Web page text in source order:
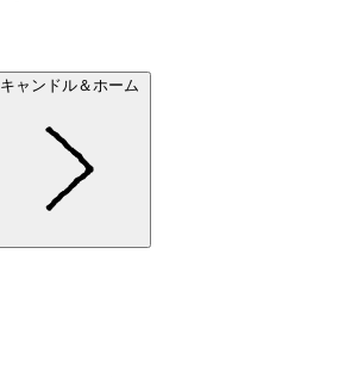
キャンドル＆ホーム